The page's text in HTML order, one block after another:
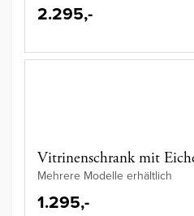
2.295,-
Vitrinenschrank mit
Mehrere Modelle erhältlich
1.295,-